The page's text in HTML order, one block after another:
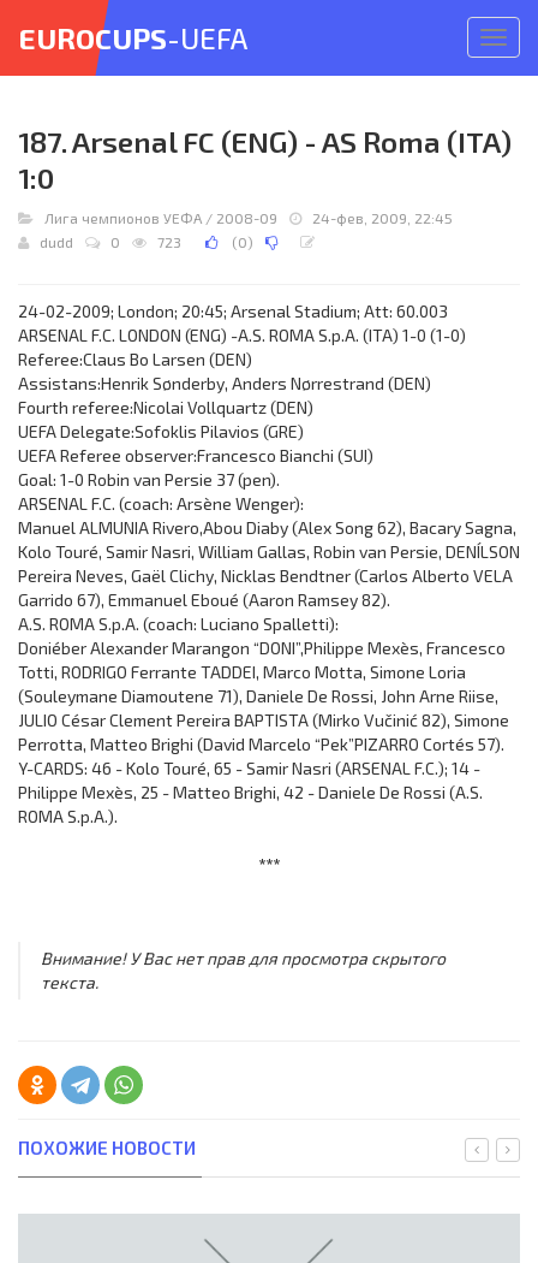
меню
EUROCUPS-UEFA
187. Arsenal FC (ENG) - AS Roma (ITA)
1:0
Лига чемпионов УЕФА / 2008-09
24-фев, 2009, 22:45
dudd
0 723 (0)
24-02-2009; London; 20:45; Arsenal Stadium; Att: 60.003
ARSENAL F.C. LONDON (ENG) -A.S. ROMA S.p.A. (ITA) 1-0 (1-0)
Referee:Claus Bo Larsen (DEN)
Assistans:Henrik Sønderby, Anders Nørrestrand (DEN)
Fourth referee:Nicolai Vollquartz (DEN)
UEFA Delegate:Sofoklis Pilavios (GRE)
UEFA Referee observer:Francesco Bianchi (SUI)
Goal: 1-0 Robin van Persie 37 (pen).
ARSENAL F.C. (coach: Arsène Wenger):
Manuel ALMUNIA Rivero,Abou Diaby (Alex Song 62), Bacary Sagna,
Kolo Touré, Samir Nasri, William Gallas, Robin van Persie, DENÍLSON
Pereira Neves, Gaël Clichy, Nicklas Bendtner (Carlos Alberto VELA
Garrido 67), Emmanuel Eboué (Aaron Ramsey 82).
A.S. ROMA S.p.A. (coach: Luciano Spalletti):
Doniéber Alexander Marangon “DONI”,Philippe Mexès, Francesco
Totti, RODRIGO Ferrante TADDEI, Marco Motta, Simone Loria
(Souleymane Diamoutene 71), Daniele De Rossi, John Arne Riise,
JULIO César Clement Pereira BAPTISTA (Mirko Vučinić 82), Simone
Perrotta, Matteo Brighi (David Marcelo “Pek”PIZARRO Cortés 57).
Y-CARDS: 46 - Kolo Touré, 65 - Samir Nasri (ARSENAL F.C.); 14 -
Philippe Mexès, 25 - Matteo Brighi, 42 - Daniele De Rossi (A.S.
ROMA S.p.A.).
***
Внимание! У Вас нет прав для просмотра скрытого
текста.
ПОХОЖИЕ НОВОСТИ